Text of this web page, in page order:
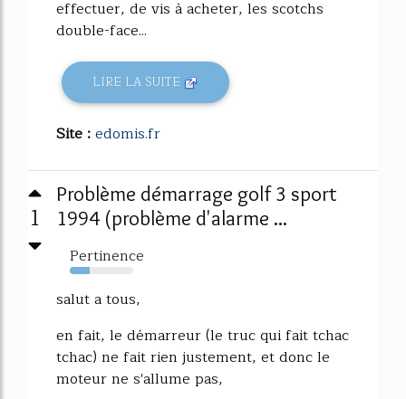
effectuer, de vis à acheter, les scotchs
double-face...
LIRE LA SUITE
Site :edomis.fr
1
Problème démarrage golf 3 sport
1994 (problème d'alarme ...
Pertinence
32%
salut a tous,
en fait, le démarreur (le truc qui fait tchac
tchac) ne fait rien justement, et donc le
moteur ne s'allume pas,